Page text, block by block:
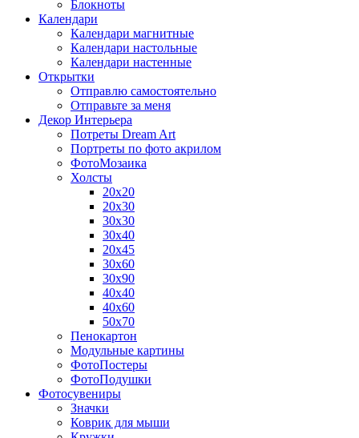
Блокноты
Календари
Календари магнитные
Календари настольные
Календари настенные
Открытки
Отправлю самостоятельно
Отправьте за меня
Декор Интерьера
Потреты Dream Art
Портреты по фото акрилом
ФотоМозаика
Холсты
20х20
20х30
30х30
30х40
20х45
30х60
30х90
40х40
40х60
50х70
Пенокартон
Модульные картины
ФотоПостеры
ФотоПодушки
Фотоcувениры
Значки
Коврик для мыши